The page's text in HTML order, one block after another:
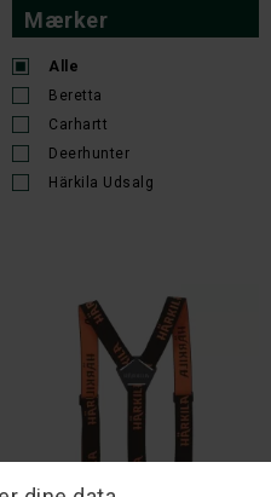
Mærker
Alle
Beretta
Carhartt
Deerhunter
Härkila Udsalg